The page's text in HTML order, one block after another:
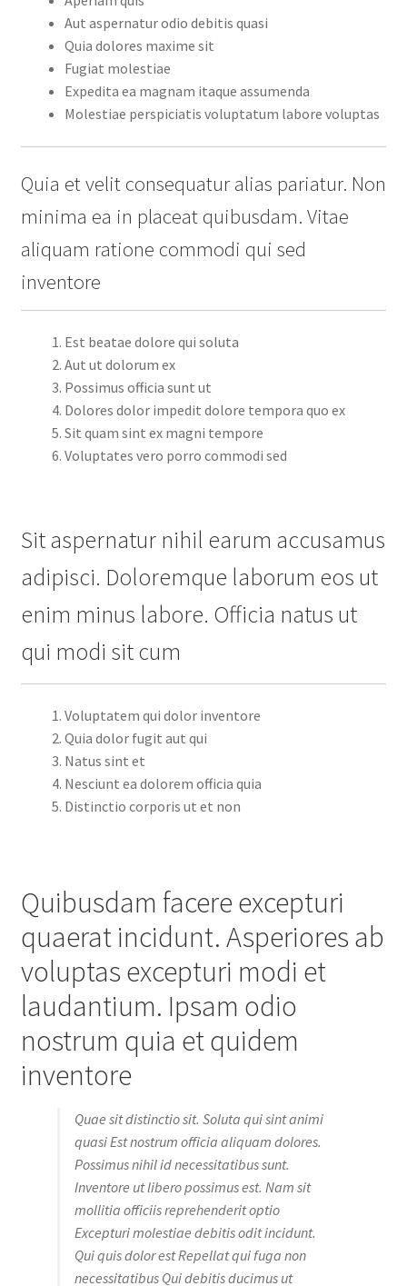
Aut aspernatur odio debitis quasi
Quia dolores maxime sit
Fugiat molestiae
Expedita ea magnam itaque assumenda
Molestiae perspiciatis voluptatum labore voluptas
Quia et velit consequatur alias pariatur. Non
minima ea in placeat quibusdam. Vitae
aliquam ratione commodi qui sed
inventore
Est beatae dolore qui soluta
Aut ut dolorum ex
Possimus officia sunt ut
Dolores dolor impedit dolore tempora quo ex
Sit quam sint ex magni tempore
Voluptates vero porro commodi sed
Sit aspernatur nihil earum accusamus
adipisci. Doloremque laborum eos ut
enim minus labore. Officia natus ut
qui modi sit cum
Voluptatem qui dolor inventore
Quia dolor fugit aut qui
Natus sint et
Nesciunt ea dolorem officia quia
Distinctio corporis ut et non
Quibusdam facere excepturi
quaerat incidunt. Asperiores ab
voluptas excepturi modi et
laudantium. Ipsam odio
nostrum quia et quidem
inventore
Quae sit distinctio sit. Soluta qui sint animi
quasi Est nostrum officia aliquam dolores.
Possimus nihil id necessitatibus sunt.
Inventore ut libero possimus est. Nam sit
mollitia officiis reprehenderit optio
Excepturi molestiae debitis odit incidunt.
Qui quis dolor est Repellat qui fuga non
necessitatibus Qui debitis ducimus ut